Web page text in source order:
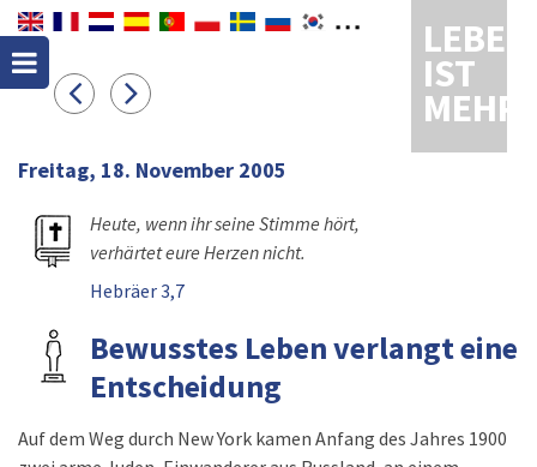
LEBEN
IST
MEHR
Freitag, 18. November 2005
Heute, wenn ihr seine Stimme hört,
verhärtet eure Herzen nicht.
Hebräer 3,7
Bewusstes Leben verlangt eine
Entscheidung
Auf dem Weg durch New York kamen Anfang des Jahres 1900